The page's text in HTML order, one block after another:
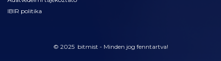
IBIR politika
© 2025 bitmist - Minden jog fenntartva!